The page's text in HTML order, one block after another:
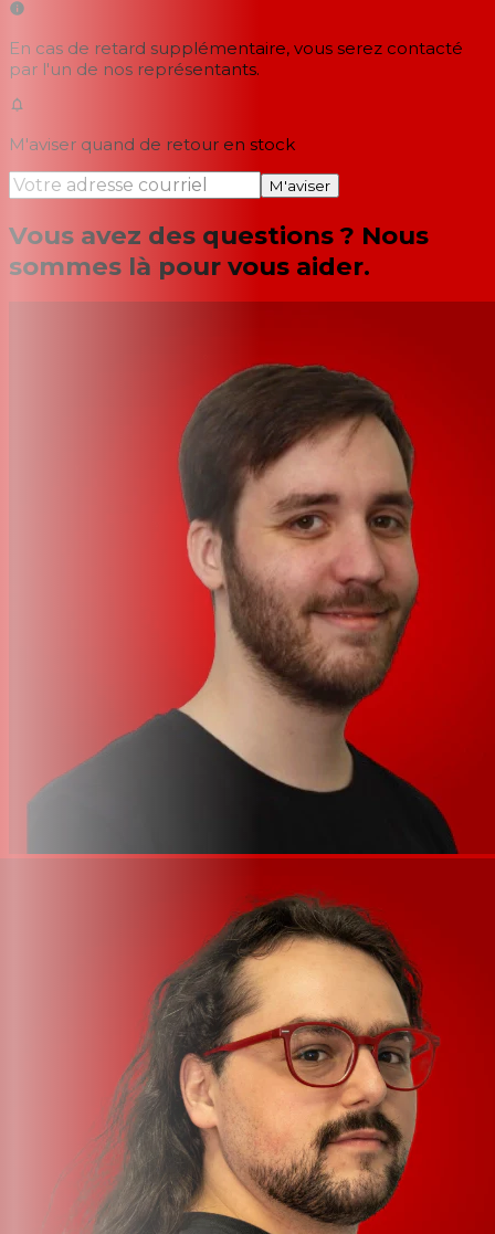
En cas de retard supplémentaire, vous serez contacté
par l'un de nos représentants.
M'aviser quand de retour en stock
M'aviser
Vous avez des questions ? Nous
sommes là pour vous aider.